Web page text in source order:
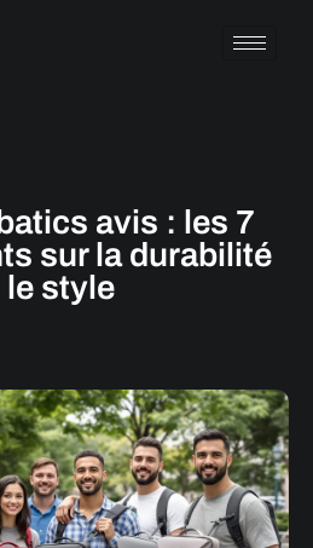
avis : les 7
sur la durabilité
le style